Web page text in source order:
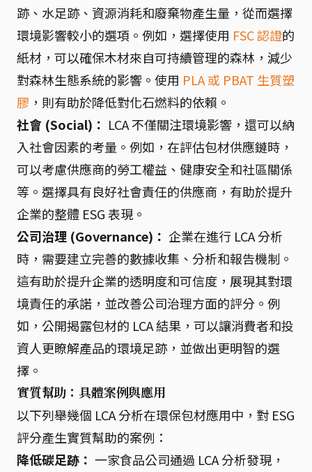
跡、水足跡、資源消耗和廢棄物產生量，從而選擇
環境影響較小的選項。例如，選擇使用 FSC 認證的
紙材，可以確保木材來自可持續管理的森林，減少
對森林生態系統的影響。使用 PLA 或 PBAT 生質塑
膠 ，則有助於降低對化石燃料的依賴。
社會 (Social)： LCA 不僅關注環境影響，還可以納
入社會因素的考量。例如，在評估包材供應鏈時，
可以考慮供應商的勞工權益、健康安全和社區關係
等。選擇具有良好社會責任的供應商，有助於提升
企業的整體 ESG 表現。
公司治理 (Governance)： 企業在進行 LCA 分析
時，需要建立完善的數據收集、分析和報告機制。
這有助於提升企業的透明度和可信度，展現其對環
境責任的承諾，並改善公司治理方面的評分。例
如，公開揭露包材的 LCA 結果，可以讓消費者和投
資人更瞭解產品的環境足跡，並做出更明智的選
擇。
實質幫助：具體案例與應用
以下列舉幾個 LCA 分析在環保包材應用中，對 ESG
評分產生實質幫助的案例：
降低碳足跡： 一家食品公司通過 LCA 分析發現，